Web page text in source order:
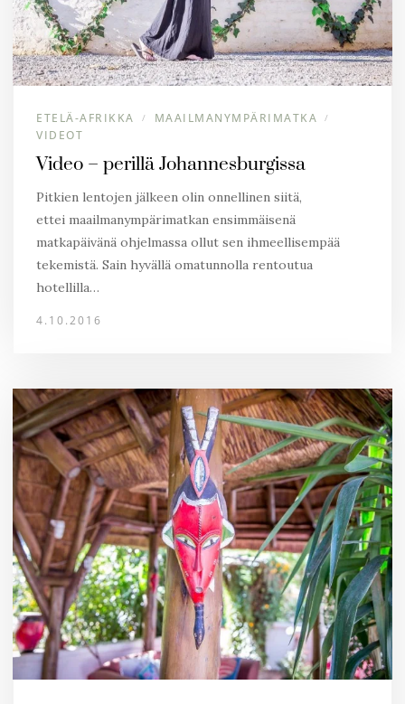
ETELÄ-AFRIKKA / MAAILMANYMPÄRIMATKA /
VIDEOT
Video – perillä Johannesburgissa
Pitkien lentojen jälkeen olin onnellinen siitä,
ettei maailmanympärimatkan ensimmäisenä
matkapäivänä ohjelmassa ollut sen ihmeellisempää
tekemistä. Sain hyvällä omatunnolla rentoutua
hotellilla…
4.10.2016